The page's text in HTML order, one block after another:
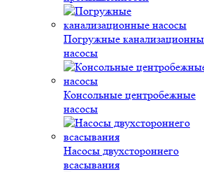
Погружные
насосы
Консольные центробежные
насосы
Насосы двухстороннего
всасывания